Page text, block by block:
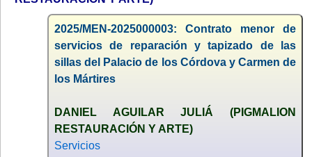
2025/MEN-2025000003: Contrato menor de
servicios de reparación y tapizado de las
sillas del Palacio de los Córdova y Carmen de
los Mártires
DANIEL AGUILAR JULIÁ (PIGMALION
RESTAURACIÓN Y ARTE)
Servicios